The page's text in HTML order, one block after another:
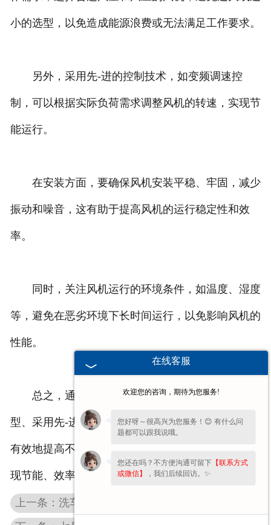
小的选型，以免造成能源浪费或无法满足工作要求。
另外，采用先-进的控制技术，如变频调速控
制，可以根据实际负荷需求调整风机的转速，实现节
能运行。
在安装方面，要确保风机安装平稳、牢固，减少
振动和噪音，这有助于提高风机的运行稳定性和效
率。
同时，关注风机运行的环境条件，如温度、湿度
等，避免在恶劣环境下长时间运行，以免影响风机的
性能。
总之，通过定期维护、优化管道设计、精确选
型、采用先-进控制技术以及合理安装等措施，可以
有效地提高不锈钢
现节能、效率高的运行目标。
在线客服
欢迎您的咨询，期待为您服务!
您好呀～很高兴为您服务！😊 有什么问
题都可以跟我说哦。
您还在吗？不方便沟通可留下 【联系方式
或微信】
，我们后续回访。✨